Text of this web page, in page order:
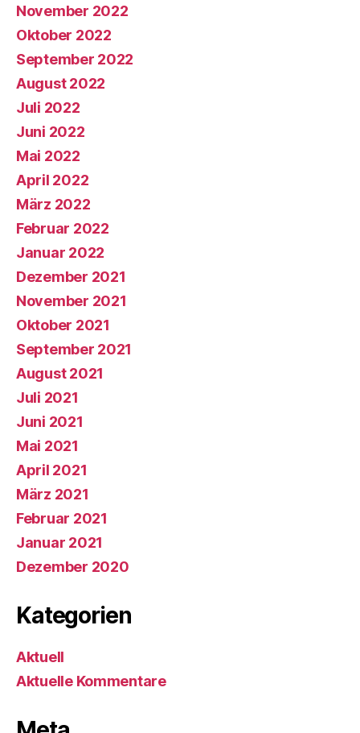
November 2022
Oktober 2022
September 2022
August 2022
Juli 2022
Juni 2022
Mai 2022
April 2022
März 2022
Februar 2022
Januar 2022
Dezember 2021
November 2021
Oktober 2021
September 2021
August 2021
Juli 2021
Juni 2021
Mai 2021
April 2021
März 2021
Februar 2021
Januar 2021
Dezember 2020
Kategorien
Aktuell
Aktuelle Kommentare